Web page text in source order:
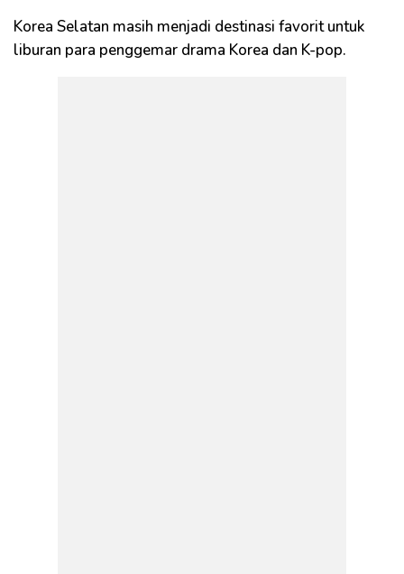
Korea Selatan masih menjadi destinasi favorit untuk
liburan para penggemar drama Korea dan K-pop.